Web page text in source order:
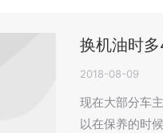
换机油时
2018-08-09
现在大部分车
以在保养的时